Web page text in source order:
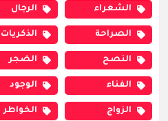
الشعراء الرجال
الصراحة الذكريات
النصح الضجر
الفناء الوجود
الزواج الخواطر